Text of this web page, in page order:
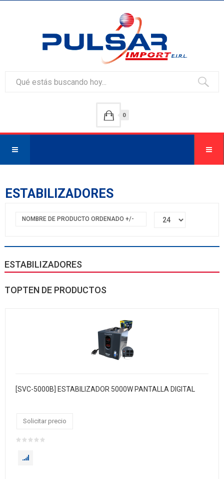
0
ESTABILIZADORES
NOMBRE DE PRODUCTO ORDENADO +/-
ESTABILIZADORES
TOPTEN DE PRODUCTOS
[SVC-5000B] ESTABILIZADOR 5000W PANTALLA DIGITAL
Solicitar precio